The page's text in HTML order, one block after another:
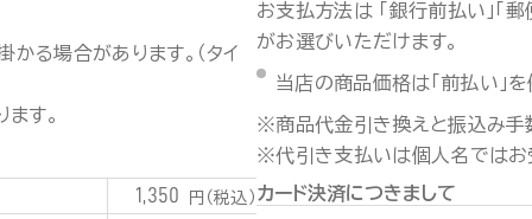
る場合があります。（タイ
す。
1,350 円（税込）
お支払方法は 「銀行前払い」「郵
がお選びいただけます。
当店の商品価格は「前払い」
※商品代金引き換えと振込み手
※代引き支払いは個人名ではお
カード決済につきまして